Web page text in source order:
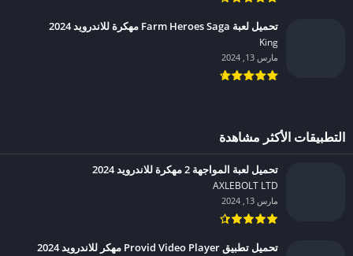
تحميل لعبة Farm Heroes Saga مهكرة للاندرويد 2024
King‏
مارس 13, 2024
التطبيقات الأكثر مشاهدة
تحميل لعبة المواجهة 2 مهكرة للاندرويد 2024
AXLEBOLT LTD‏
مارس 13, 2024
تحميل تطبيق Provid Video Player مهكر للاندرويد 2024